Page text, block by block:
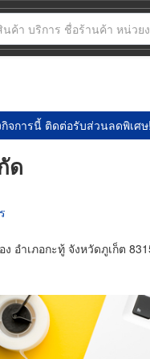
จการนี้ ติดต่อรับส่วนลดพิเศษ
ด
อำเภอกะทู้ จังหวัดภูเก็ต